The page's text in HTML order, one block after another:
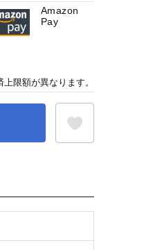
Amazon
Pay
限額が異なります。